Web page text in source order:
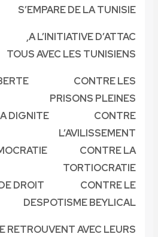
S’EMPARE DE LA TUNISIE
A L’INITIATIVE D’ATTAC,
TOUS AVEC LES TUNISIENS
CONTRE LES
PRISONS PLEINES
LA DIGNITE CONTRE
L’AVILISSEMENT
CONTRE LA
TORTIOCRATIE
DE DROIT CONTRE LE
DESPOTISME BEYLICAL
RETROUVENT AVEC LEURS